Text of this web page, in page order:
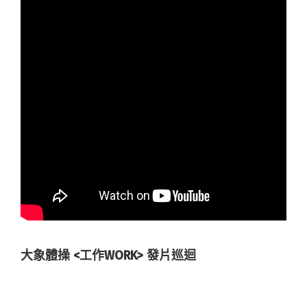
大象體操 <工作WORK> 發片巡迴